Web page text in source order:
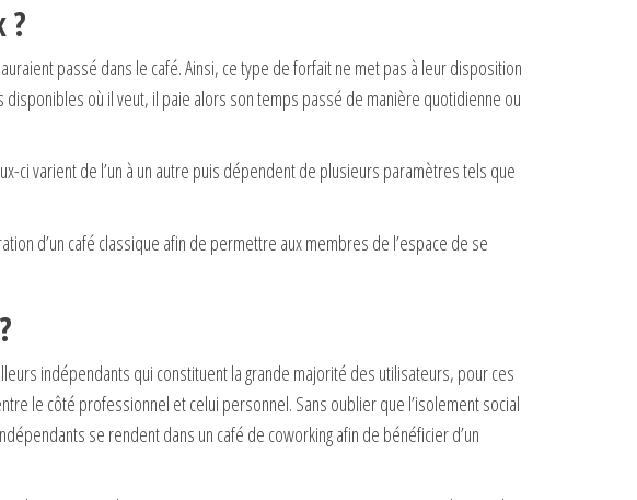
?
passé dans le café. Ainsi, ce type de forfait ne met pas à leur disposition
où il veut, il paie alors son temps passé de manière quotidienne ou
ci varient de l’un à un autre puis dépendent de plusieurs paramètres tels que
d’un café classique afin de permettre aux membres de l’espace de se
indépendants qui constituent la grande majorité des utilisateurs, pour ces
le côté professionnel et celui personnel. Sans oublier que l’isolement social
se rendent dans un café de coworking afin de bénéficier d’un